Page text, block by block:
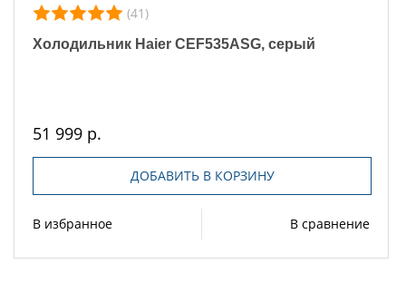
(41)
Холодильник Haier CEF535ASG, серый
51 999 р.
ДОБАВИТЬ В КОРЗИНУ
В избранное В сравнение